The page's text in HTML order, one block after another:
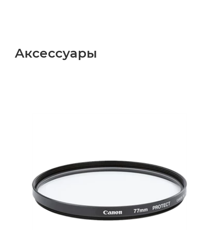
Аксессуары